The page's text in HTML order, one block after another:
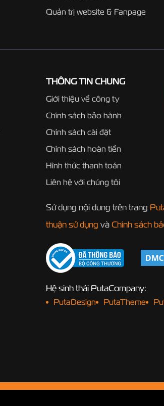
Quản trị website & Fanpage
THÔNG TIN CHUNG
Giới thiệu về công ty
Chính sách bảo hành
Chính sách cài đặt
Chính sách hoàn tiền
Hình thức thanh toán
Liên hệ với chúng tôi
Sử dụng nội dung trên trang
thuận sử dụng và Chính sách
Hệ sinh thái PutaCompany:
PutaDesign PutaTheme